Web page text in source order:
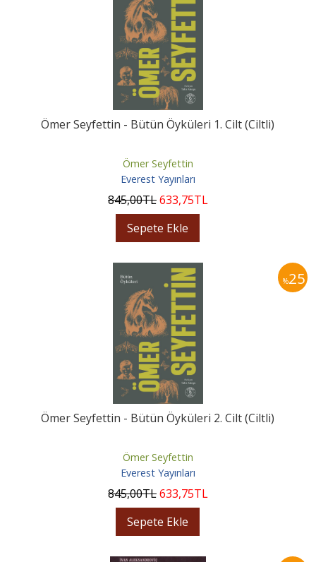
Ömer Seyfettin - Bütün Öyküleri 1. Cilt (Ciltli)
Ömer Seyfettin
Everest Yayınları
845,00TL633,75TL
Sepete Ekle
%25
Ömer Seyfettin - Bütün Öyküleri 2. Cilt (Ciltli)
Ömer Seyfettin
Everest Yayınları
845,00TL633,75TL
Sepete Ekle